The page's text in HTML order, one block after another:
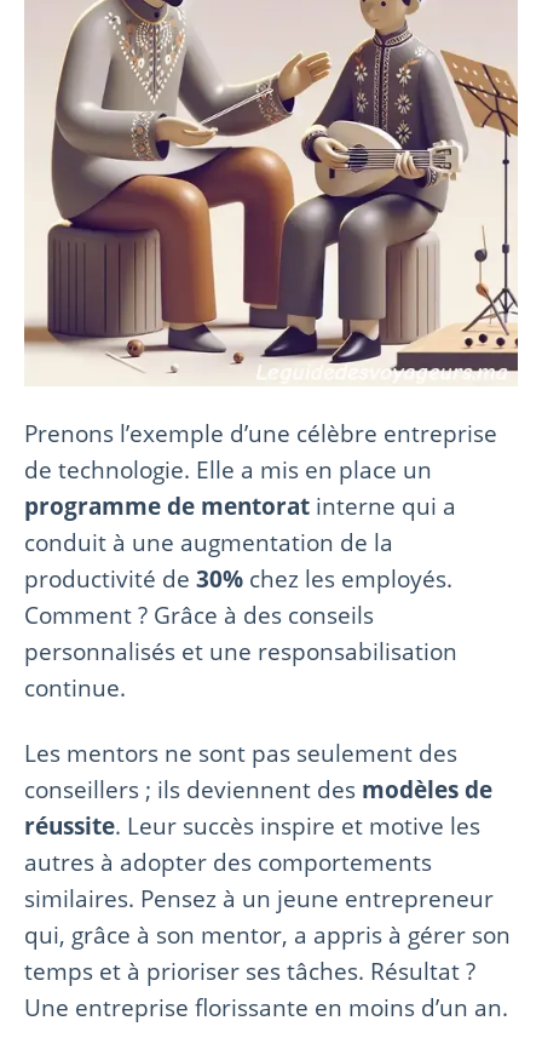
Prenons l’exemple d’une célèbre entreprise
de technologie. Elle a mis en place un
programme de mentorat interne qui a
conduit à une augmentation de la
productivité de 30% chez les employés.
Comment ? Grâce à des conseils
personnalisés et une responsabilisation
continue.
Les mentors ne sont pas seulement des
conseillers ; ils deviennent des modèles de
réussite. Leur succès inspire et motive les
autres à adopter des comportements
similaires. Pensez à un jeune entrepreneur
qui, grâce à son mentor, a appris à gérer son
temps et à prioriser ses tâches. Résultat ?
Une entreprise florissante en moins d’un an.